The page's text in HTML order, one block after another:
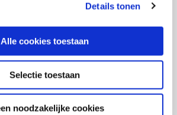
Details tonen
Alle cookies toestaan
Selectie toestaan
noodzakelijke cookies